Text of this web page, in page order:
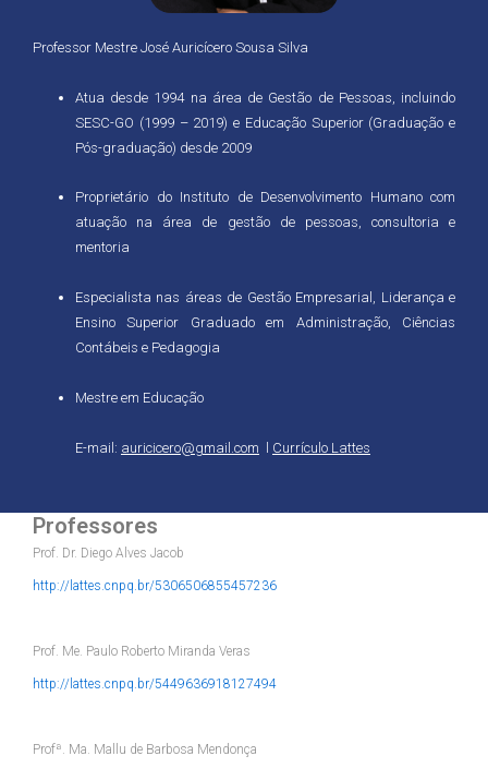
Professor Mestre José Auricícero Sousa Silva
Atua desde 1994 na área de Gestão de Pessoas, incluindo
SESC-GO (1999 – 2019) e Educação Superior (Graduação e
Pós-graduação) desde 2009
Proprietário do Instituto de Desenvolvimento Humano com
atuação na área de gestão de pessoas, consultoria e
mentoria
Especialista nas áreas de Gestão Empresarial, Liderança e
Ensino Superior Graduado em Administração, Ciências
Contábeis e Pedagogia
Mestre em Educação
E-mail: auricicero@gmail.com Currículo Lattes
Professores
Prof. Dr. Diego Alves Jacob
http://lattes.cnpq.br/5306506855457236
Prof. Me. Paulo Roberto Miranda Veras
http://lattes.cnpq.br/5449636918127494
Profª. Ma. Mallu de Barbosa Mendonça